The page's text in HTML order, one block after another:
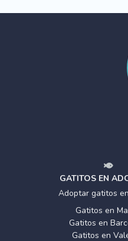
GATITOS EN
Adoptar gatitos
Gatitos en
Gatitos en
Gatitos en